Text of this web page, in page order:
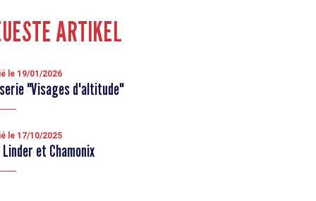
ARTIKEL
le 19/01/2026
"Visages d'altitude"
le 17/10/2025
Linder et Chamonix